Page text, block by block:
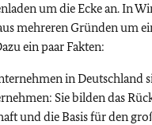
um die Ecke an. In
mehreren Gründen um
ein paar Fakten:
in Deutschland
Sie bilden das
und die Basis für den